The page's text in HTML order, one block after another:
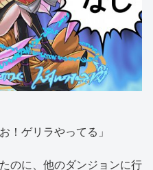
！ゲリラやってる」
のに、他のダンジョンに行